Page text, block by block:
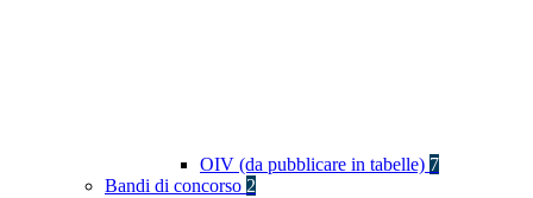
OIV (da pubblicare in tabelle) 7
Bandi di concorso 2